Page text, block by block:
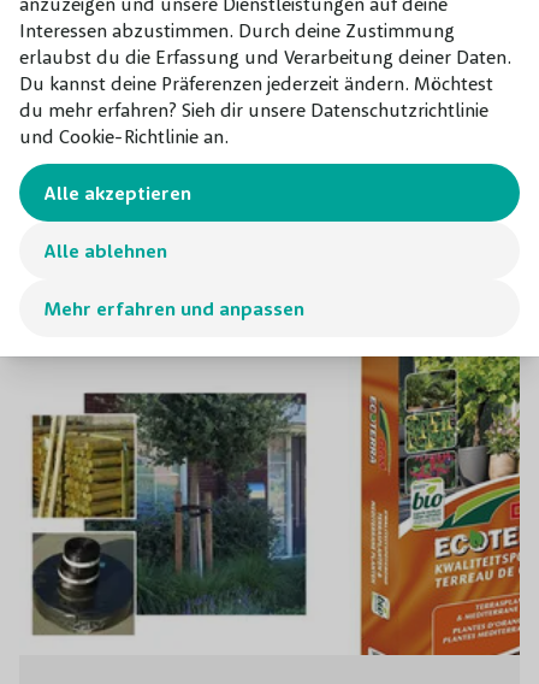
Interessen abzustimmen. Durch deine Zustimmung
erlaubst du die Erfassung und Verarbeitung deiner Daten.
Du kannst deine Präferenzen jederzeit ändern. Möchtest
du mehr erfahren? Sieh dir unsere Datenschutzrichtlinie
und Cookie-Richtlinie an.
Mehr erfahren und anpassen
Alle ablehnen
Alle akzeptieren
sind wir Ihnen gerne behilflich! Wir haben die meisten
Bäume auf Lager und bieten somit scharfe Preise. Neben
dem Albizia Julibrissin können Sie bei uns viele feste
Pflanzen kaufen.
Verwendung Großer Garten, Kleiner Garten
Topf/Wurzelbal/kahler
Wurzel
Topf
Kombinieren mit
Unsere Empfehlungen für dieses